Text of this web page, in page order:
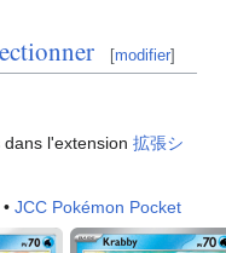
[modifier]
l'extension 拡張シ
JCC Pokémon Pocket